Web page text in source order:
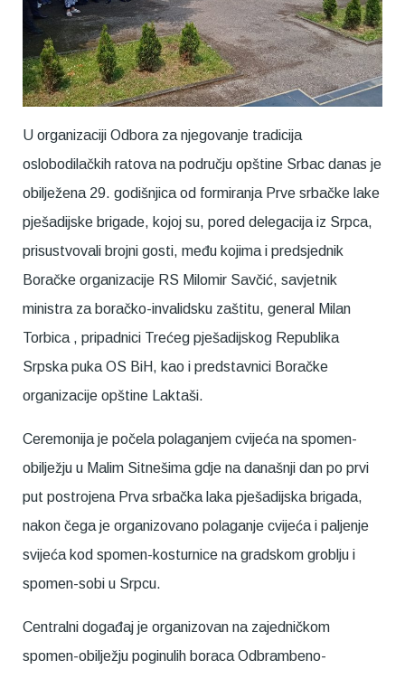
U organizaciji Odbora za njegovanje tradicija
oslobodilačkih ratova na području opštine Srbac danas je
obilježena 29. godišnjica od formiranja Prve srbačke lake
pješadijske brigade, kojoj su, pored delegacija iz Srpca,
prisustvovali brojni gosti, među kojima i predsjednik
Boračke organizacije RS Milomir Savčić, savjetnik
ministra za boračko-invalidsku zaštitu, general Milan
Torbica , pripadnici Trećeg pješadijskog Republika
Srpska puka OS BiH, kao i predstavnici Boračke
organizacije opštine Laktaši.
Ceremonija je počela polaganjem cvijeća na spomen-
obilježju u Malim Sitnešima gdje na današnji dan po prvi
put postrojena Prva srbačka laka pješadijska brigada,
nakon čega je organizovano polaganje cvijeća i paljenje
svijeća kod spomen-kosturnice na gradskom groblju i
spomen-sobi u Srpcu.
Centralni događaj je organizovan na zajedničkom
spomen-obilježju poginulih boraca Odbrambeno-